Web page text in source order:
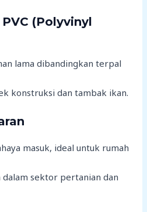
(Polyvinyl
lama dibandingkan terpal
konstruksi dan tambak ikan.
masuk, ideal untuk rumah
dalam sektor pertanian dan